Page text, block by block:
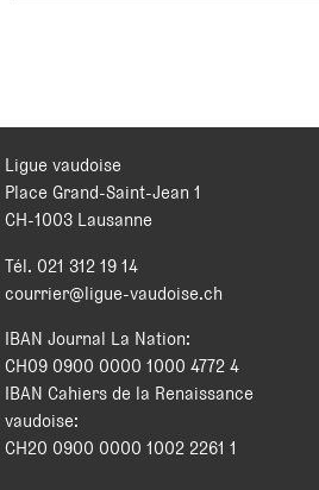
Ligue vaudoise
Place Grand-Saint-Jean 1
CH-1003 Lausanne
Tél. 021 312 19 14
courrier@ligue-vaudoise.ch
IBAN Journal La Nation:
CH09 0900 0000 1000 4772 4
IBAN Cahiers de la Renaissance
vaudoise:
CH20 0900 0000 1002 2261 1